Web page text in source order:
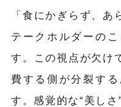
「食にかぎらず、あ
テークホルダーの
す。この視点が欠け
費する側が分裂す
す。感覚的な“美しさ